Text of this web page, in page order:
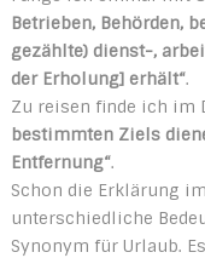
Betrieben, Behörden,
gezählte) dienst-,
der Erholung] erhält“.
Zu reisen finde ich im
bestimmten Ziels
Entfernung“.
Schon die Erklärung
unterschiedliche
Synonym für Urlaub.